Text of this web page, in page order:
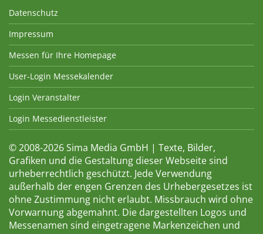
Datenschutz
Impressum
Messen für Ihre Homepage
User-Login Messekalender
Login Veranstalter
Login Messedienstleister
© 2008-2026 Sima Media GmbH | Texte, Bilder,
Grafiken und die Gestaltung dieser Webseite sind
urheberrechtlich geschützt. Jede Verwendung
außerhalb der engen Grenzen des Urhebergesetzes ist
ohne Zustimmung nicht erlaubt. Missbrauch wird ohne
Vorwarnung abgemahnt. Die dargestellten Logos und
Messenamen sind eingetragene Markenzeichen und